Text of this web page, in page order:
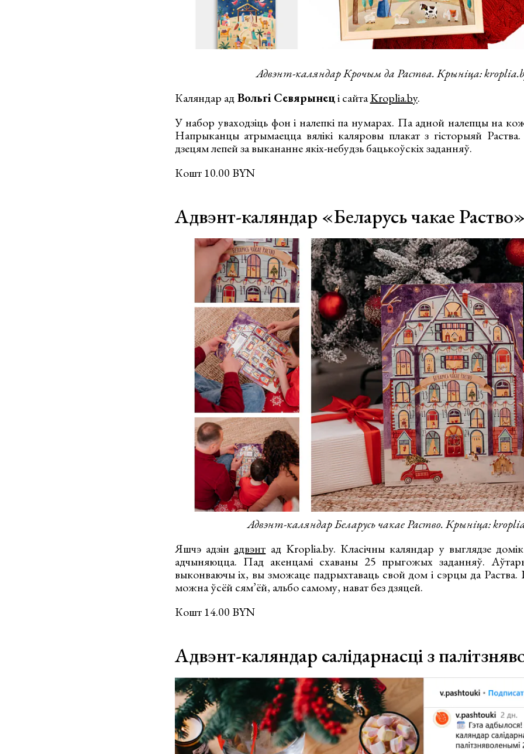
Адвэнт-каляндар Крочым да Раства. Крыніца: kroplia.
Каляндар адВольгі Севярынеці сайтаKroplia.by.
У набор уваходзіць фон і налепкі па нумарах. Па адной налепцы на
Напрыканцы атрымаецца вялікі каляровы плакат з гісторыяй
дзецям лепей за выкананне якіх-небудзь бацькоўскіх заданняў.
Кошт 10.00 BYN
Адвэнт-каляндар «Беларусь чакае
Адвэнт-каляндар Беларусь чакае Раство. Крыніца:
Яшчэ адзін адвэнт ад Kroplia.by. Класічны каляндар у выглядзе
адчыняюцца. Пад акенцамі схаваны 25 прыгожых заданняў.
выконваючы іх, вы зможаце падрыхтаваць свой дом і сэрцы да Раства.
можна ўсёй сям’ёй, альбо самому, нават без дзяцей.
Кошт 14.00 BYN
Адвэнт-каляндар салідарнасці з